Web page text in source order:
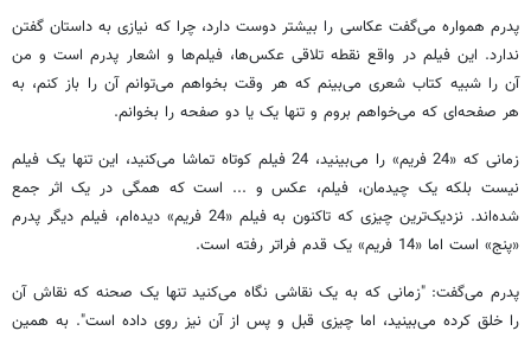
پدرم همواره می‌گفت عکاسی را بیشتر دوست دارد، چرا که نیازی به داستان گفتن
ندارد. این فیلم در واقع نقطه تلاقی عکس‌ها، فیلم‌ها و اشعار پدرم است و من
آن را شبیه کتاب شعری می‌بینم که هر وقت بخواهم می‌توانم آن را باز کنم، به
هر صفحه‌ای که می‌خواهم بروم و تنها یک یا دو صفحه را بخوانم.
زمانی که «24 فریم» را می‌بینید، 24 فیلم کوتاه تماشا می‌کنید، این تنها یک فیلم
نیست بلکه یک چیدمان، فیلم، عکس و ... است که همگی در یک اثر جمع
شده‌اند. نزدیک‌ترین چیزی که تاکنون به فیلم «24 فریم» دیده‌ام، فیلم دیگر پدرم
«پنج» است اما «14 فریم» یک قدم فراتر رفته است.
پدرم می‌گفت: "زمانی که به یک نقاشی نگاه می‌کنید تنها یک صحنه که نقاش آن
را خلق کرده می‌بینید، اما چیزی قبل و پس از آن نیز روی داده است". به همین